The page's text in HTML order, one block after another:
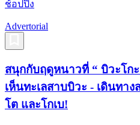
ช้อปปิ้ง
Advertorial
สนุกกับฤดูหนาวที่ “ บิวะโก
เห็นทะเลสาบบิวะ - เดินทา
โต และโกเบ!